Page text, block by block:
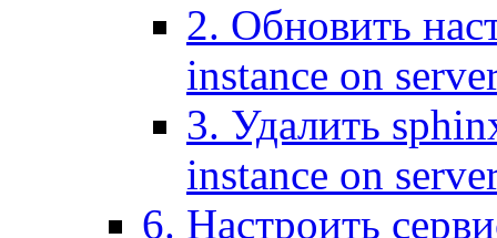
2. Обновить
instance on
3. Удалить
instance on
6. Настроить